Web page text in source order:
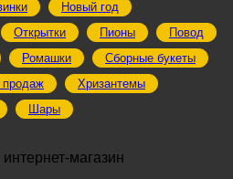
Новый год
Открытки Пионы
Повод
Ромашки
Сборные букеты
Хризантемы
Шары
магазин